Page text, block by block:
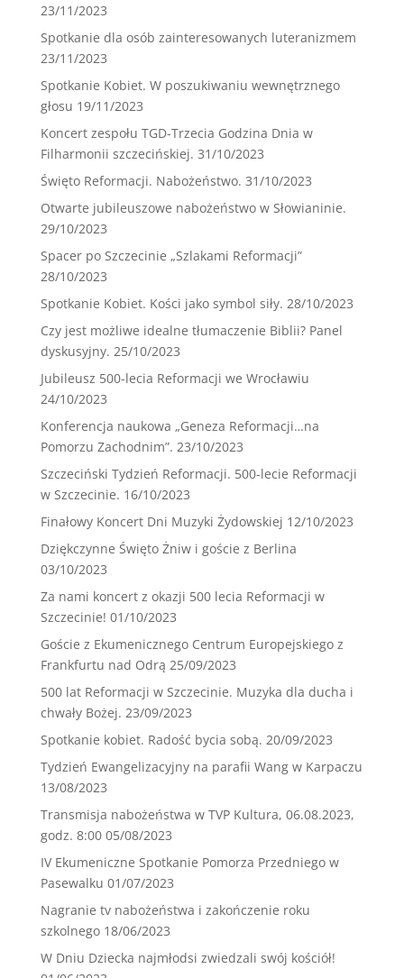
23/11/2023
Spotkanie dla osób zainteresowanych luteranizmem
23/11/2023
Spotkanie Kobiet. W poszukiwaniu wewnętrznego
głosu 19/11/2023
Koncert zespołu TGD-Trzecia Godzina Dnia w
Filharmonii szczecińskiej. 31/10/2023
Święto Reformacji. Nabożeństwo. 31/10/2023
Otwarte jubileuszowe nabożeństwo w Słowianinie.
29/10/2023
Spacer po Szczecinie „Szlakami Reformacji”
28/10/2023
Spotkanie Kobiet. Kości jako symbol siły. 28/10/2023
Czy jest możliwe idealne tłumaczenie Biblii? Panel
dyskusyjny. 25/10/2023
Jubileusz 500-lecia Reformacji we Wrocławiu
24/10/2023
Konferencja naukowa „Geneza Reformacji…na
Pomorzu Zachodnim”. 23/10/2023
Szczeciński Tydzień Reformacji. 500-lecie Reformacji
w Szczecinie. 16/10/2023
Finałowy Koncert Dni Muzyki Żydowskiej 12/10/2023
Dziękczynne Święto Żniw i goście z Berlina
03/10/2023
Za nami koncert z okazji 500 lecia Reformacji w
Szczecinie! 01/10/2023
Goście z Ekumenicznego Centrum Europejskiego z
Frankfurtu nad Odrą 25/09/2023
500 lat Reformacji w Szczecinie. Muzyka dla ducha i
chwały Bożej. 23/09/2023
Spotkanie kobiet. Radość bycia sobą. 20/09/2023
Tydzień Ewangelizacyjny na parafii Wang w Karpaczu
13/08/2023
Transmisja nabożeństwa w TVP Kultura, 06.08.2023,
godz. 8:00 05/08/2023
IV Ekumeniczne Spotkanie Pomorza Przedniego w
Pasewalku 01/07/2023
Nagranie tv nabożeństwa i zakończenie roku
szkolnego 18/06/2023
W Dniu Dziecka najmłodsi zwiedzali swój kościół!